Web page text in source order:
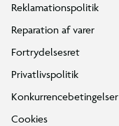
Reklamationspolitik
Reparation af varer
Fortrydelsesret
Privatlivspolitik
Konkurrencebetingelser
Cookies